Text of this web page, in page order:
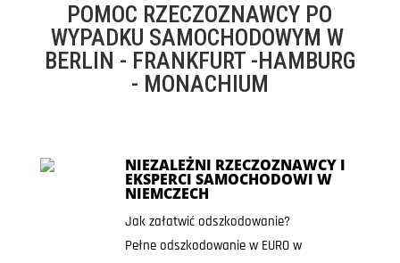
POMOC RZECZOZNAWCY PO
WYPADKU SAMOCHODOWYM W
BERLIN - FRANKFURT -HAMBURG
- MONACHIUM
NIEZALEŻNI RZECZOZNAWCY I
EKSPERCI SAMOCHODOWI W
NIEMCZECH
Jak załatwić odszkodowanie?
Pełne odszkodowanie w EURO w